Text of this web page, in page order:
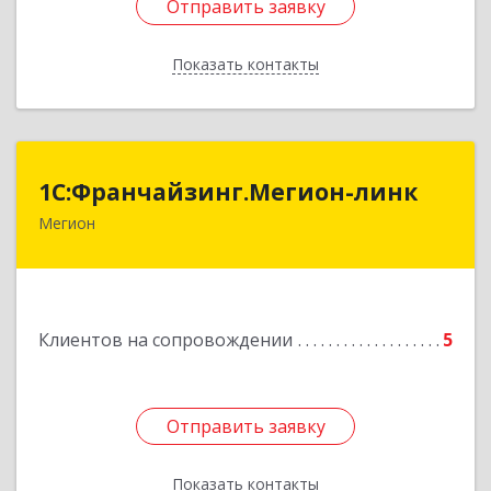
Отправить заявку
Показать контакты
Отправить заявку
Назад
1С:Франчайзинг.Мегион-линк
Мегион
Клиентов на сопровождении 5
Отправить заявку
Показать контакты
1С:Франчайзинг.Мегион-линк
Отправить заявку
Назад